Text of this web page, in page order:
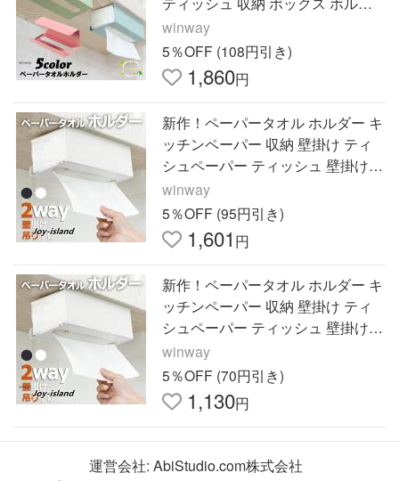
ー ステンレス製 シンプル
winway
5％OFF (108円引き)
1,860円
新作！ペーパータオル ホルダー キ
ッチンペーパー 収納 壁掛け ティ
シュペーパー ティッシュ 壁掛け
ハンガー キャビネット 吊り下げ
ラック 台所
winway
5％OFF (95円引き)
1,601 円
新作！ペーパータオル ホルダー キ
ッチンペーパー 収納 壁掛け ティ
シュペーパー ティッシュ 壁掛け
ハンガー キャビネット 吊り下げ
ラック 台所
winway
5％OFF (70円引き)
1,130円
運営会社: AbiStudio.com株式会社